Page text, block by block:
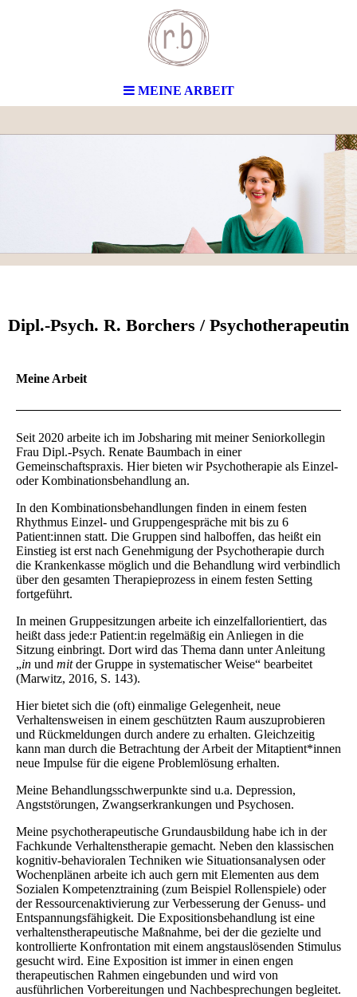
MEINE ARBEIT
Dipl.-Psych. R. Borchers / Psychotherapeutin
Meine Arbeit
Seit 2020 arbeite ich im Jobsharing mit meiner Seniorkollegin
Frau Dipl.-Psych. Renate Baumbach in einer
Gemeinschaftspraxis. Hier bieten wir Psychotherapie als Einzel-
oder Kombinationsbehandlung an.
In den Kombinationsbehandlungen finden in einem festen
Rhythmus Einzel- und Gruppengespräche mit bis zu 6
Patient:innen statt. Die Gruppen sind halboffen, das heißt ein
Einstieg ist erst nach Genehmigung der Psychotherapie durch
die Krankenkasse möglich und die Behandlung wird verbindlich
über den gesamten Therapieprozess in einem festen Setting
fortgeführt.
In meinen Gruppesitzungen arbeite ich einzelfallorientiert, das
heißt dass jede:r Patient:in regelmäßig ein Anliegen in die
Sitzung einbringt. Dort wird das Thema dann unter Anleitung
„in und mitder Gruppe in systematischer Weise“ bearbeitet
(Marwitz, 2016, S. 143).
Hier bietet sich die (oft) einmalige Gelegenheit, neue
Verhaltensweisen in einem geschützten Raum auszuprobieren
und Rückmeldungen durch andere zu erhalten. Gleichzeitig
kann man durch die Betrachtung der Arbeit der Mitaptient*innen
neue Impulse für die eigene Problemlösung erhalten.
Meine Behandlungsschwerpunkte sind u.a. Depression,
Angststörungen, Zwangserkrankungen und Psychosen.
Meine psychotherapeutische Grundausbildung habe ich in der
Fachkunde Verhaltenstherapie gemacht. Neben den klassischen
kognitiv-behavioralen Techniken wie Situationsanalysen oder
Wochenplänen arbeite ich auch gern mit Elementen aus dem
Sozialen Kompetenztraining (zum Beispiel Rollenspiele) oder
der Ressourcenaktivierung zur Verbesserung der Genuss- und
Entspannungsfähigkeit. Die Expositionsbehandlung ist eine
verhaltenstherapeutische Maßnahme, bei der die gezielte und
kontrollierte Konfrontation mit einem angstauslösenden Stimulus
gesucht wird. Eine Exposition ist immer in einen engen
therapeutischen Rahmen eingebunden und wird von
ausführlichen Vorbereitungen und Nachbesprechungen begleitet.